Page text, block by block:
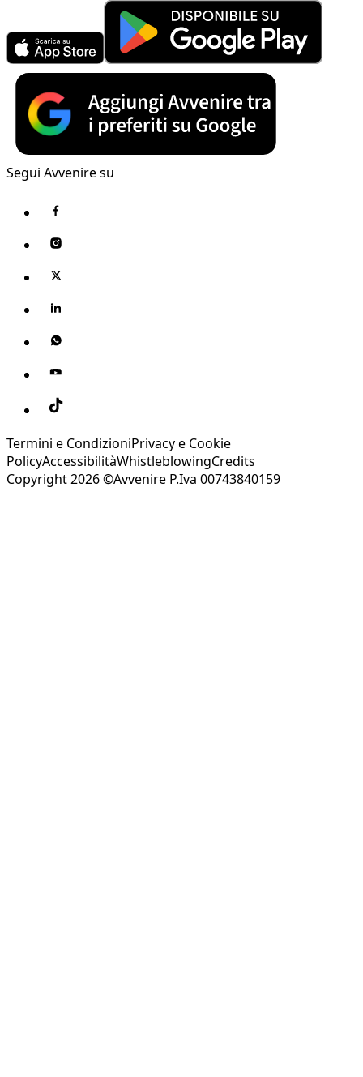
Segui Avvenire su
Termini e CondizioniPrivacy e Cookie
PolicyAccessibilitàWhistleblowingCredits
Copyright 2026 ©Avvenire P.Iva 00743840159